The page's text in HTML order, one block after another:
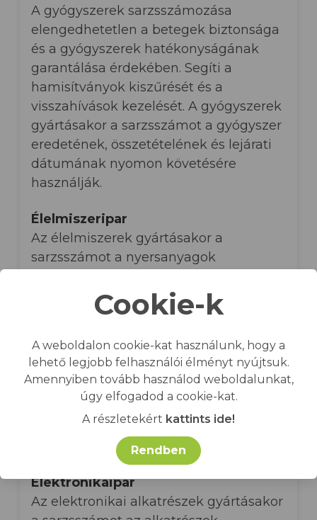
A gyógyszerek sarzsszámozása
elengedhetetlen a betegek biztonsága
és a gyógyszerek hatékonyságának
garantálása érdekében. Segíti a
hamisítványok kiszűrését és a
visszahívások kezelését. A gyógyszerek
gyártásakor a sarzsszámot a gyógyszer
eredetének, összetételének és lejárati
dátumának nyomon követésére
használják.
Élelmiszeripar
Az élelmiszerek gyártásakor a
sarzsszámot a nyersanyagok
a lejárati dátumnak a nyomon
követésére használják.
Vegyipar
A vegyi anyagok gyártásakor a
sarzsszámot a nyersanyagok
a veszélyességi osztálynak a nyomon
követésére használják.
Elektronikaipar
Az elektronikai alkatrészek gyártásakor
Cookie-k
A weboldalon cookie-kat használunk, hogy a
lehető legjobb felhasználói élményt nyújtsuk.
Amennyiben tovább használod weboldalunkat,
úgy elfogadod a cookie-kat.
A részletekért kattints ide!
Rendben